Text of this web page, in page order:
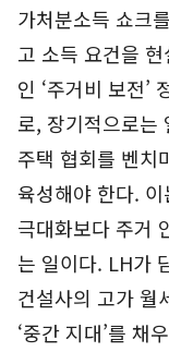
가처분소득 쇼크
고 소득 요건을
인 ‘주거비 보전’
로, 장기적으로는
주택 협회를 벤치
육성해야 한다.
극대화보다 주거
는 일이다. LH가
건설사의 고가 월
‘중간 지대’를 채